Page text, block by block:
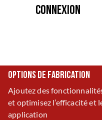
Connexion
Options de fabrication
Ajoutez des
et optimisez l’efficacité et
application